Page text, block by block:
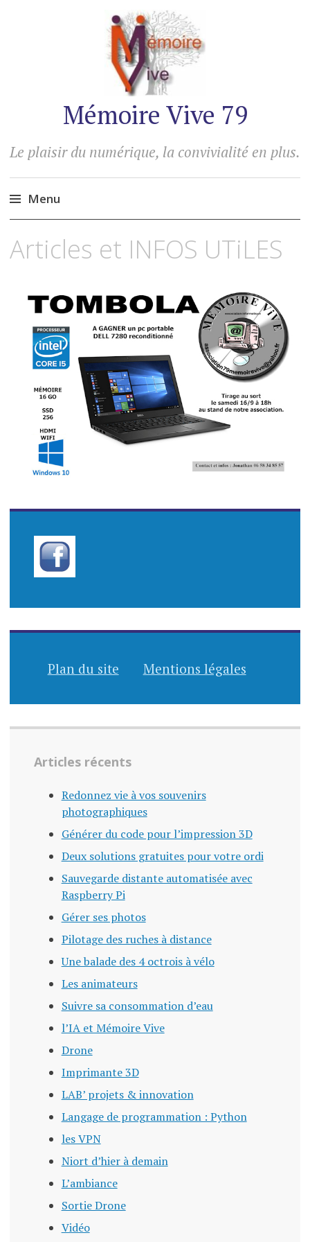
Mémoire Vive 79
Le plaisir du numérique, la convivialité en plus.
Menu
au
Articles et INFOS UTiLES
Plan du site Mentions légales
Articles récents
Redonnez vie à vos souvenirs
photographiques
Générer du code pour l’impression 3D
Deux solutions gratuites pour votre ordi
Sauvegarde distante automatisée avec
Raspberry Pi
Gérer ses photos
Pilotage des ruches à distance
Une balade des 4 octrois à vélo
Les animateurs
Suivre sa consommation d’eau
l’IA et Mémoire Vive
Drone
Imprimante 3D
LAB’ projets & innovation
Langage de programmation : Python
les VPN
Niort d’hier à demain
L’ambiance
Sortie Drone
Vidéo